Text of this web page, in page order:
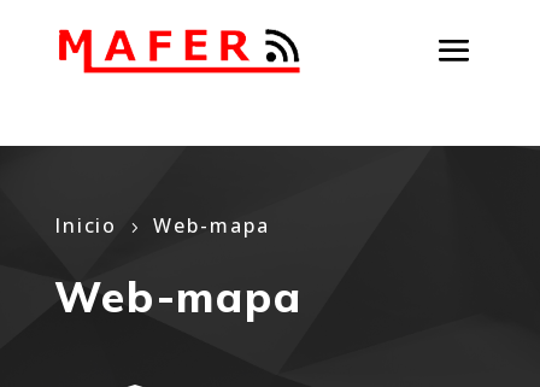
Inicio 5 Web-mapa
Web-mapa